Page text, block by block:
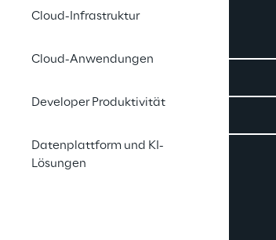
Cloud-Infrastruktur
Cloud-Anwendungen
Developer Produktivität
Datenplattform und KI-
Lösungen